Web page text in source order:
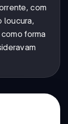
com
loucura,
forma